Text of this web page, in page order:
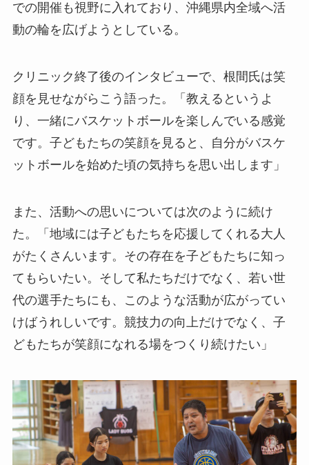
での開催も視野に入れており、沖縄県内全域へ活
動の輪を広げようとしている。
クリニック終了後のインタビューで、根間氏は笑
顔を見せながらこう語った。「教えるというよ
り、一緒にバスケットボールを楽しんでいる感覚
です。子どもたちの笑顔を見ると、自分がバスケ
ットボールを始めた頃の気持ちを思い出します」
また、活動への思いについては次のように続け
た。「地域には子どもたちを応援してくれる大人
がたくさんいます。その存在を子どもたちに知っ
てもらいたい。そして私たちだけでなく、若い世
代の選手たちにも、このような活動が広がってい
けばうれしいです。競技力の向上だけでなく、子
どもたちが笑顔になれる場をつくり続けたい」